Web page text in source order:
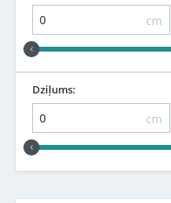
cm
Dziļums:
cm